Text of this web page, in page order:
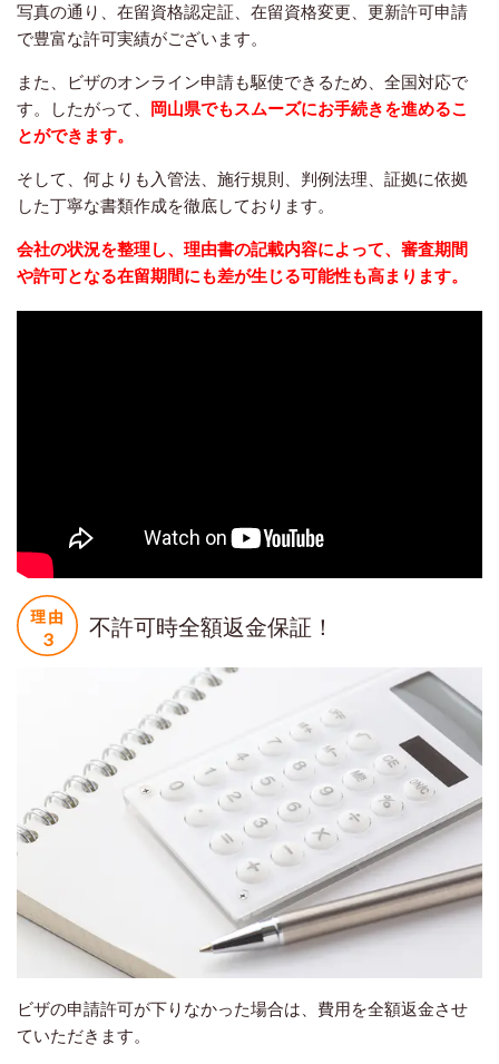
写真の通り、在留資格認定証、在留資格変更、更新許可申請
で豊富な許可実績がございます。
また、ビザのオンライン申請も駆使できるため、全国対応で
す。したがって、
岡山県でもスムーズにお手続きを進めるこ
とができます。
そして、何よりも入管法、施行規則、判例法理、証拠に依拠
した丁寧な書類作成を徹底しております。
会社の状況を整理し、理由書の記載内容によって、審査期間
や許可となる在留期間にも差が生じる可能性も高まります。
不許可時全額返金保証！
ビザの申請許可が下りなかった場合は、費用を全額返金させ
ていただきます。